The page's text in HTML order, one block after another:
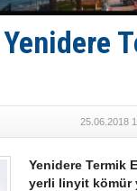
Van’da
TAYK -
Yenidere
25.06.2018
Yenidere Termik
yerli linyit kömür